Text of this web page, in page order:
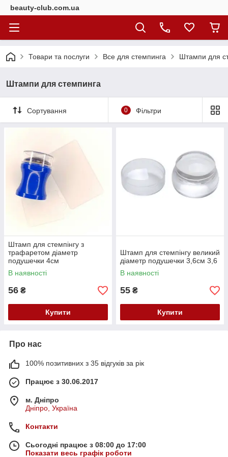
beauty-club.com.ua
Товари та послуги Все для стемпинга Штампи для
Штампи для стемпинга
Сортування 0 Фільтри
Штамп для стемпінгу з
трафаретом діаметр
подушечки 4см
В наявності
56 ₴
Купити
Штамп для стемпінгу великий
діаметр подушечки 3,6см 3,6
В наявності
55 ₴
Купити
Про нас
100% позитивних з 35 відгуків за рік
Працює з 30.06.2017
м. Дніпро
Дніпро, Україна
Контакти
Сьогодні працює з 08:00 до 17:00
Показати весь графік роботи